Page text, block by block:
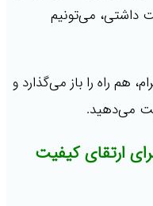
داشتی، می‌تونیم
هم راه را باز می‌گذارد و
می‌دهید.
ارتقای کیفیت